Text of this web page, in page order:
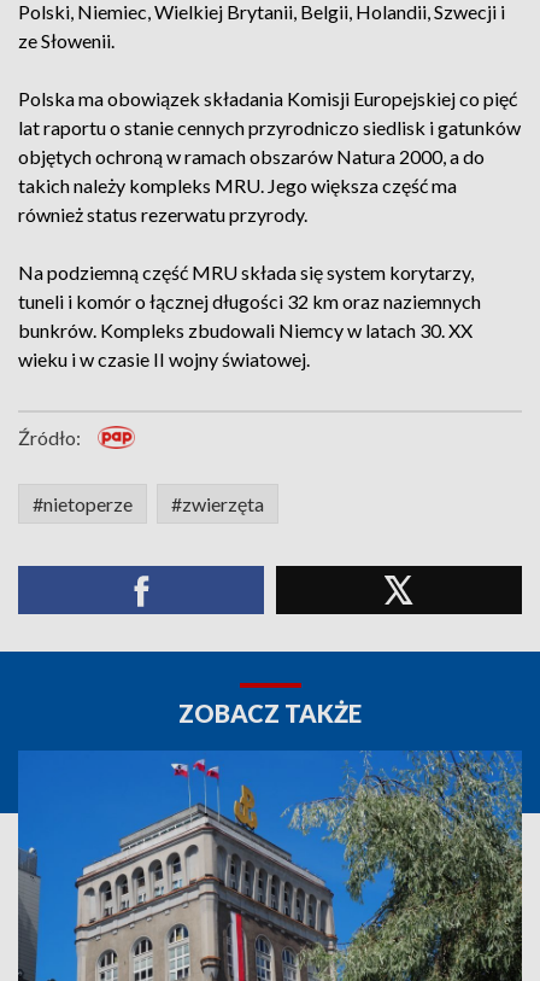
Polski, Niemiec, Wielkiej Brytanii, Belgii, Holandii, Szwecji i
ze Słowenii.
Polska ma obowiązek składania Komisji Europejskiej co pięć
lat raportu o stanie cennych przyrodniczo siedlisk i gatunków
objętych ochroną w ramach obszarów Natura 2000, a do
takich należy kompleks MRU. Jego większa część ma
również status rezerwatu przyrody.
Na podziemną część MRU składa się system korytarzy,
tuneli i komór o łącznej długości 32 km oraz naziemnych
bunkrów. Kompleks zbudowali Niemcy w latach 30. XX
wieku i w czasie II wojny światowej.
Źródło:
#nietoperze #zwierzęta
ZOBACZ TAKŻE